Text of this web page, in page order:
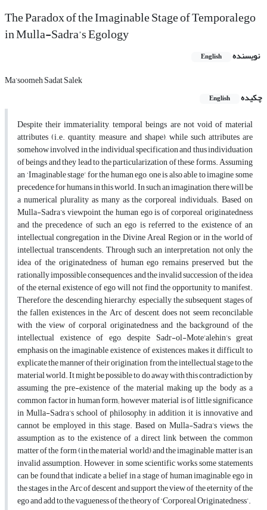
The Paradox of the Imaginable Stage of Temporalego
in Mulla-Sadra’s Egology
نویسنده English
Ma’soomeh Sadat Salek
چکیده
English
Despite their immateriality, temporal beings are not void of material
attributes (i.e. quantity, measure, and shape), while such attributes are
somehow involved in the individual specification and thus individuation
of beings and they lead to the particularization of these forms. Assuming
an ‘Imaginable stage’ for the human ego, one is also able to imagine some
precedence for humans in this world. In such an imagination, there will be
a numerical plurality as many as the corporeal individuals. Based on
Mulla-Sadra’s viewpoint, the human ego is of corporeal originatedness
and the precedence of such an ego is referred to the existence of an
intellectual congregation in the Divine Areal Region or in the world of
intellectual transcendents. Through such an interpretation, not only the
idea of the originatedness of human ego remains preserved, but the
rationally impossible consequences and the invalid succession of the idea
of the eternal existence of ego will not find the opportunity to manifest.
Therefore, the descending hierarchy, especially the subsequent stages of
the fallen existences in the Arc of descent, does not seem reconcilable
with the view of corporal originatedness and the background of the
intellectual existence of ego, despite Sadr-ol-Mote’alehin’s great
emphasis on the imaginable existence of existences, makes it difficult to
explicate the manner of their origination from the intellectual stage to the
material world. It might be possible to do away with this contradiction by
assuming the pre-existence of the material making up the body as a
common factor in human form; however, material is of little significance
in Mulla-Sadra’s school of philosophy, in addition, it is innovative and
cannot be employed in this stage. Based on Mulla-Sadra’s views, the
assumption as to the existence of a direct link between the common
matter of the form (in the material world) and the imaginable matter is an
invalid assumption. However, in some scientific works some statements
can be found that indicate a belief in a stage of human imaginable ego in
the stages in the Arc of descent and support the view of the eternity of the
ego and add to the vagueness of the theory of ‘Corporeal Originatedness’.